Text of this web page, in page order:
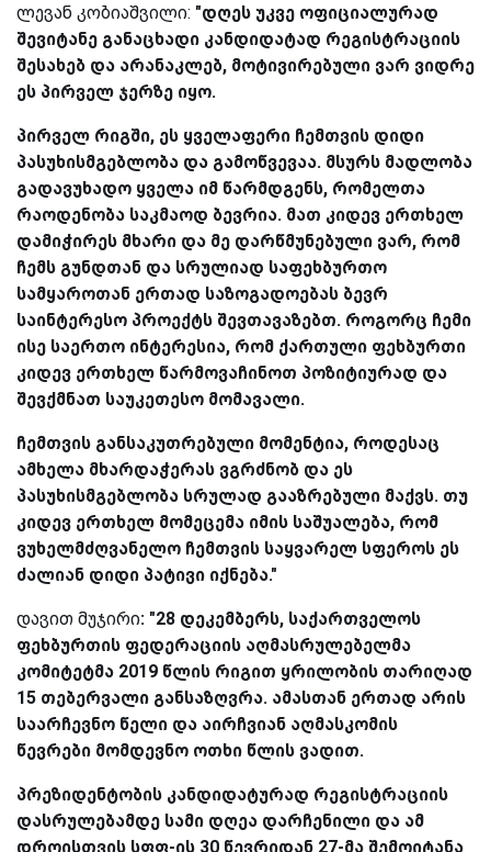
ლევან კობიაშვილი: "დღეს უკვე ოფიციალურად
შევიტანე განაცხადი კანდიდატად რეგისტრაციის
შესახებ და არანაკლებ, მოტივირებული ვარ ვიდრე
ეს პირველ ჯერზე იყო.
პირველ რიგში, ეს ყველაფერი ჩემთვის დიდი
პასუხისმგებლობა და გამოწვევაა. მსურს მადლობა
გადავუხადო ყველა იმ წარმდგენს, რომელთა
რაოდენობა საკმაოდ ბევრია. მათ კიდევ ერთხელ
დამიჭირეს მხარი და მე დარწმუნებული ვარ, რომ
ჩემს გუნდთან და სრულიად საფეხბურთო
სამყაროთან ერთად საზოგადოებას ბევრ
საინტერესო პროექტს შევთავაზებთ. როგორც ჩემი
ისე საერთო ინტერესია, რომ ქართული ფეხბურთი
კიდევ ერთხელ წარმოვაჩინოთ პოზიტიურად და
შევქმნათ საუკეთესო მომავალი.
ჩემთვის განსაკუთრებული მომენტია, როდესაც
ამხელა მხარდაჭერას ვგრძნობ და ეს
პასუხისმგებლობა სრულად გააზრებული მაქვს. თუ
კიდევ ერთხელ მომეცემა იმის საშუალება, რომ
ვუხელმძღვანელო ჩემთვის საყვარელ სფეროს ეს
ძალიან დიდი პატივი იქნება."
დავით მუჯირი: "28 დეკემბერს, საქართველოს
ფეხბურთის ფედერაციის აღმასრულებელმა
კომიტეტმა 2019 წლის რიგით ყრილობის თარიღად
15 თებერვალი განსაზღვრა. ამასთან ერთად არის
საარჩევნო წელი და აირჩვიან აღმასკომის
წევრები მომდევნო ოთხი წლის ვადით.
პრეზიდენტობის კანდიდატურად რეგისტრაციის
დასრულებამდე სამი დღეა დარჩენილი და ამ
დროისთვის სფფ-ის 30 წევრიდან 27-მა შემოიტანა